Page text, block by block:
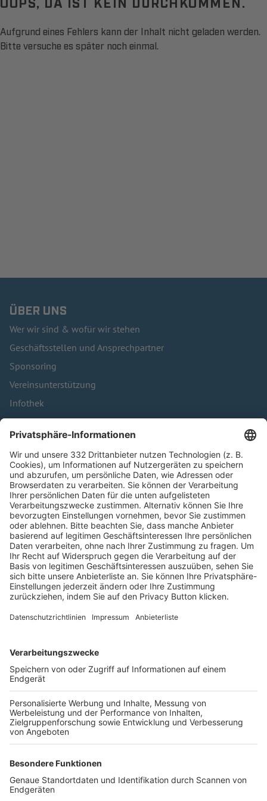
Aufgrund eines Fehlers kann der Inhalt nicht geladen werden.
Bitte versuche es später noch einmal.
ÜBER UNS
Wer wir sind & wofür wir stehen
Geschäftsstellen und Ansprechpartner
Sponsoring
Vereinsunterstützung
Infothek
Kontakt
HÄUFIG BESUCHTE SEITEN
Pässe und Vereinswechsel
Trainerausbildung
Schulungsangebot Vereinsmitarbeiter
BFV-Geschäftsstellen
Trainerbörse
Login SpielPlus
FOLGE DEM BFV
TOP-VEREINE
TOP-PARTNER